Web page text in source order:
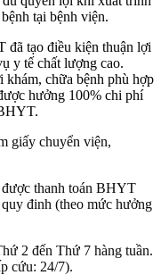
tại bệnh viện.
đã tạo điều kiện thuận lợi
y tế chất lượng cao.
chữa bệnh phù hợp
hưởng 100% chi phí
giấy chuyển viện,
thanh toán BHYT
đinh (theo mức hưởng
2 đến Thứ 7 hàng tuần.
cứu: 24/7).